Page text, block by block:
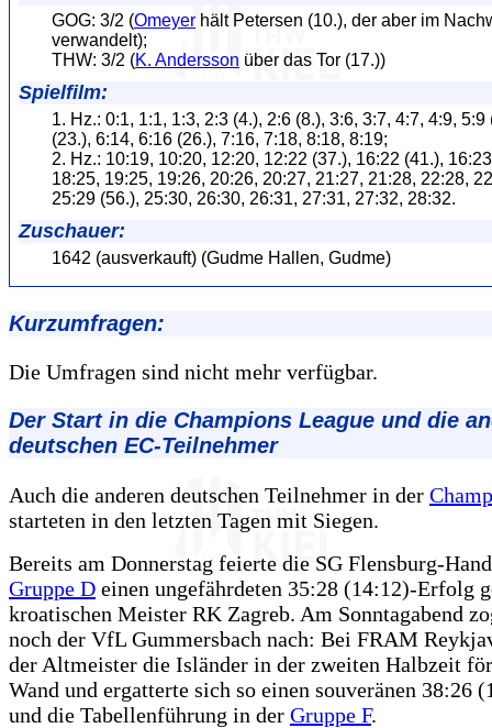
GOG: 3/2 (Omeyer hält Petersen (10.), der aber im
verwandelt);
THW: 3/2 (K. Andersson über das Tor (17.))
Spielfilm:
1. Hz.: 0:1, 1:1, 1:3, 2:3 (4.), 2:6 (8.), 3:6, 3:7, 4:7, 4:9, 5:9
(23.), 6:14, 6:16 (26.), 7:16, 7:18, 8:18, 8:19;
2. Hz.: 10:19, 10:20, 12:20, 12:22 (37.), 16:22 (41.),
18:25, 19:25, 19:26, 20:26, 20:27, 21:27, 21:28, 22:28,
25:29 (56.), 25:30, 26:30, 26:31, 27:31, 27:32, 28:32.
Zuschauer:
1642 (ausverkauft) (Gudme Hallen, Gudme)
Kurzumfragen:
Die Umfragen sind nicht mehr verfügbar.
Der Start in die Champions League und die
deutschen EC-Teilnehmer
Auch die anderen deutschen Teilnehmer in der
starteten in den letzten Tagen mit Siegen.
Bereits am Donnerstag feierte die SG Flensburg-
Gruppe D einen ungefährdeten 35:28 (14:12)-Erfolg
kroatischen Meister RK Zagreb. Am Sonntagabend
noch der VfL Gummersbach nach: Bei FRAM
der Altmeister die Isländer in der zweiten Halbzeit
Wand und ergatterte sich so einen souveränen 38:26
und die Tabellenführung in der Gruppe F.